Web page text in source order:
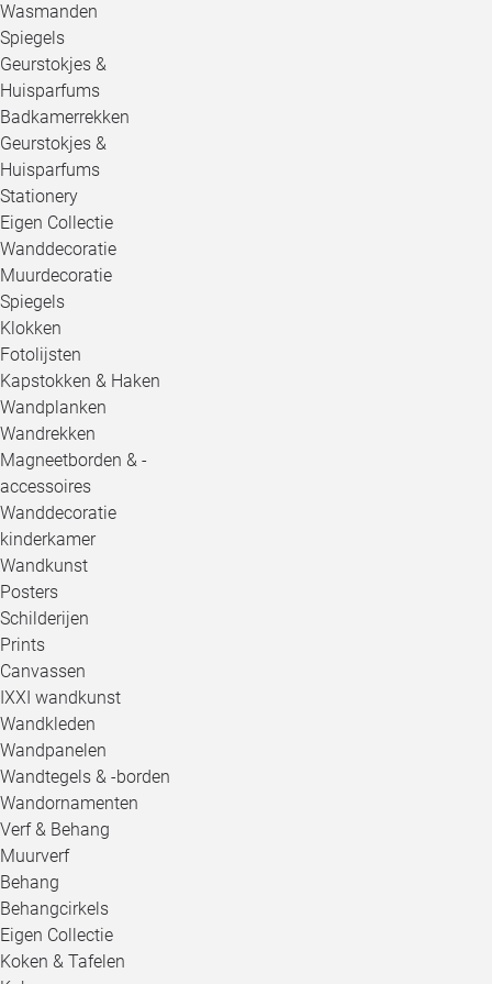
Wasmanden
Spiegels
Geurstokjes &
Huisparfums
Badkamerrekken
Geurstokjes &
Huisparfums
Stationery
Eigen Collectie
Wanddecoratie
Muurdecoratie
Spiegels
Klokken
Fotolijsten
Kapstokken & Haken
Wandplanken
Wandrekken
Magneetborden & -
accessoires
Wanddecoratie
kinderkamer
Wandkunst
Posters
Schilderijen
Prints
Canvassen
IXXI wandkunst
Wandkleden
Wandpanelen
Wandtegels & -borden
Wandornamenten
Verf & Behang
Muurverf
Behang
Behangcirkels
Eigen Collectie
Koken & Tafelen